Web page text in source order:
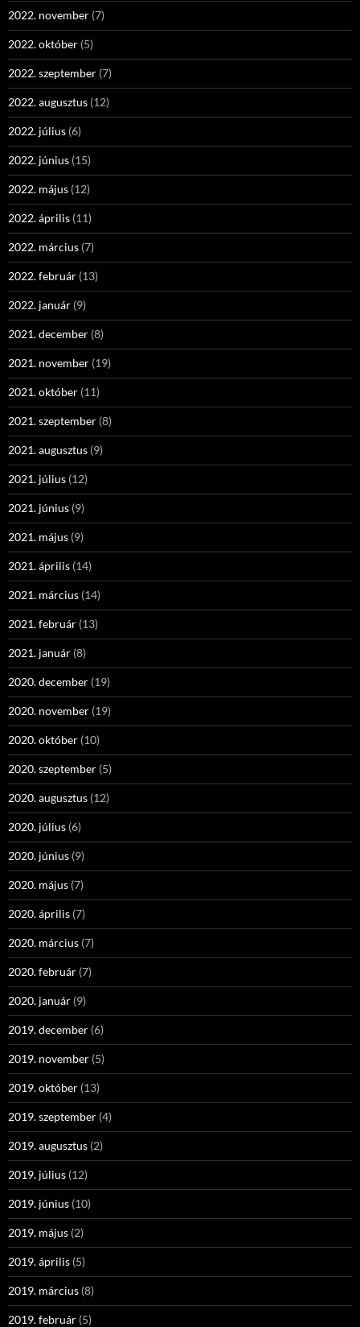
2022. november (7)
2022. október (5)
2022. szeptember (7)
2022. augusztus (12)
2022. július (6)
2022. június (15)
2022. május (12)
2022. április (11)
2022. március (7)
2022. február (13)
2022. január (9)
2021. december (8)
2021. november (19)
2021. október (11)
2021. szeptember (8)
2021. augusztus (9)
2021. július (12)
2021. június (9)
2021. május (9)
2021. április (14)
2021. március (14)
2021. február (13)
2021. január (8)
2020. december (19)
2020. november (19)
2020. október (10)
2020. szeptember (5)
2020. augusztus (12)
2020. július (6)
2020. június (9)
2020. május (7)
2020. április (7)
2020. március (7)
2020. február (7)
2020. január (9)
2019. december (6)
2019. november (5)
2019. október (13)
2019. szeptember (4)
2019. augusztus (2)
2019. július (12)
2019. június (10)
2019. május (2)
2019. április (5)
2019. március (8)
2019. február (5)